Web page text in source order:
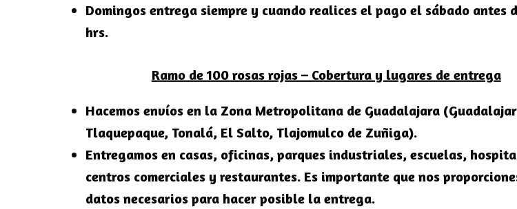
Domingos entrega siempre y cuando realices el pago el sábado antes
hrs.
Ramo de 100 rosas rojas – Cobertura y lugares de entrega
Hacemos envíos en la Zona Metropolitana de Guadalajara
Tlaquepaque, Tonalá, El Salto, Tlajomulco de Zuñiga).
Entregamos en casas, oficinas, parques industriales, escuelas,
centros comerciales y restaurantes. Es importante que nos
datos necesarios para hacer posible la entrega.